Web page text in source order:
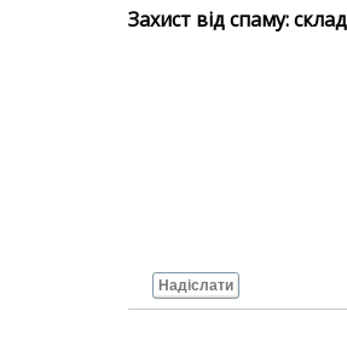
Захист від спаму:
Надіслати